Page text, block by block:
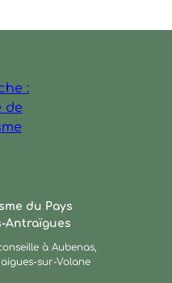
du Pays
Antraïgues
à Aubenas,
sur-Volane